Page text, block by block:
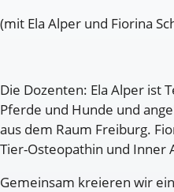
(mit Ela Alper und Fiorina
Die Dozenten: Ela Alper ist
Pferde und Hunde und
aus dem Raum Freiburg.
Tier-Osteopathin und Inner
Gemeinsam kreieren wir